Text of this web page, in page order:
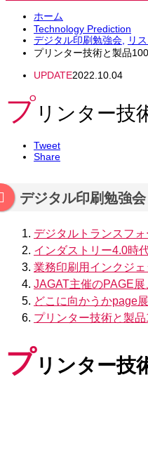
ホーム
Technology Prediction
デジタル印刷勉強会,
リ
プリンター技術と製品
UPDATE2022.10.04
プリンター技
Tweet
Share
デジタル印刷勉強
デジタルトランスフ
インダストリー4.0時
業務印刷用インクジ
JAGAT主催のPAGE
どこに向かうかpage
プリンター技術と製品
プリンター技